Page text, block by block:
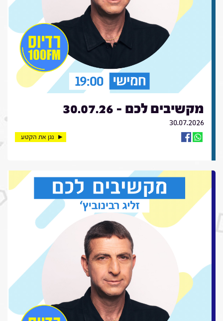
מקשיבים לכם - 30.07.26
30.07.2026
נגן את הקטע